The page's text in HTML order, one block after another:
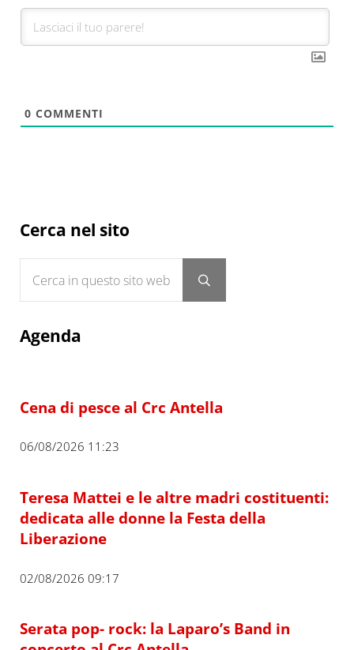
0 COMMENTI
Sidebar
Cerca nel sito
Submit search
Agenda
Cena di pesce al Crc Antella
06/08/2026 11:23
Teresa Mattei e le altre madri costituenti:
dedicata alle donne la Festa della
Liberazione
02/08/2026 09:17
Serata pop- rock: la Laparo’s Band in